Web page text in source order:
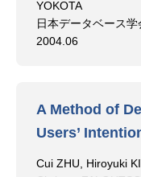
YOKOTA
日本データベース
2004.06
A Method of
Users’
Cui ZHU, Hiroyuki